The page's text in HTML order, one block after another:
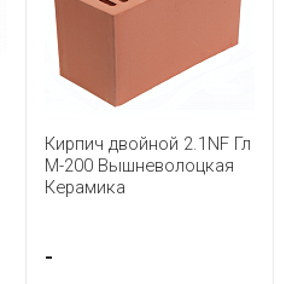
Кирпич двойной 2.1NF Гл
М-200 Вышневолоцкая
Керамика
-